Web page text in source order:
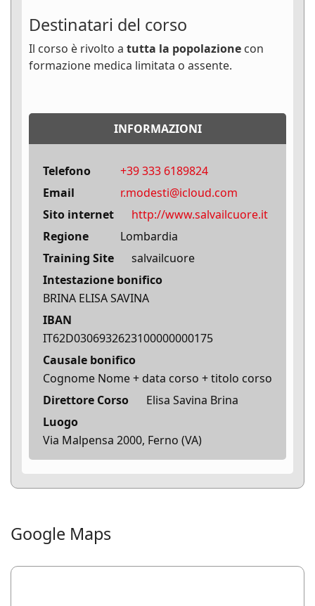
Destinatari del corso
Il corso è rivolto a tutta la popolazione con
formazione medica limitata o assente.
INFORMAZIONI
Telefono
+39 333 6189824
Email
r.modesti@icloud.com
Sito internet
http://www.salvailcuore.it
Regione
Lombardia
Training Site
salvailcuore
Intestazione bonifico
BRINA ELISA SAVINA
IBAN
IT62D0306932623100000000175
Causale bonifico
Cognome Nome + data corso + titolo corso
Direttore Corso
Elisa Savina Brina
Luogo
Via Malpensa 2000, Ferno (VA)
Google Maps